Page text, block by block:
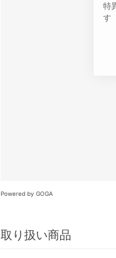
特
す
Powered by GOGA
取り扱い商品